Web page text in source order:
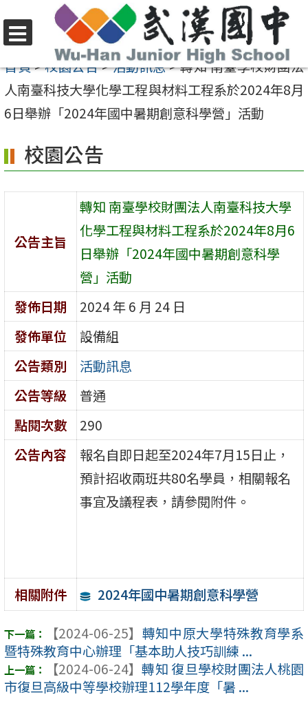
至
要
內
區
選
單
首頁>校園公告>活動訊息>轉知 南臺學校財團法
人南臺科技大學化學工程與材料工程系於2024年8月
6日舉辦「2024年國中暑期創意科學營」活動
校園公告
公告主旨
轉知 南臺學校財團法人南臺科技大學
化學工程與材料工程系於2024年8月6
日舉辦「2024年國中暑期創意科學
營」活動
發佈日期
2024 年 6 月 24 日
發佈單位
設備組
公告類別
活動訊息
公告等級
普通
點閱次數
290
公告內容
報名自即日起至2024年7月15日止，
預計招收兩班共80名學員，相關報名
事宜及議程表，請參閱附件。
相關附件 2024年國中暑期創意科學營
【2024-06-25】 轉知中原大學特殊教育學系
暨特殊教育中心辦理「基本助人技巧訓練 ...
【2024-06-24】 轉知 復旦學校財團法人桃園
市復旦高級中等學校辦理112學年度「暑 ...